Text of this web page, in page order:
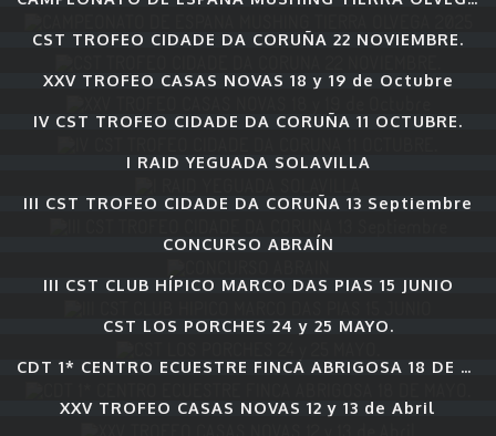
CST TROFEO CIDADE DA CORUÑA 22 NOVIEMBRE.
XXV TROFEO CASAS NOVAS 18 y 19 de Octubre
IV CST TROFEO CIDADE DA CORUÑA 11 OCTUBRE.
I RAID YEGUADA SOLAVILLA
III CST TROFEO CIDADE DA CORUÑA 13 Septiembre
CONCURSO ABRAÍN
III CST CLUB HÍPICO MARCO DAS PIAS 15 JUNIO
CST LOS PORCHES 24 y 25 MAYO.
XXV TROFEO CASAS NOVAS 12 y 13 de Abril